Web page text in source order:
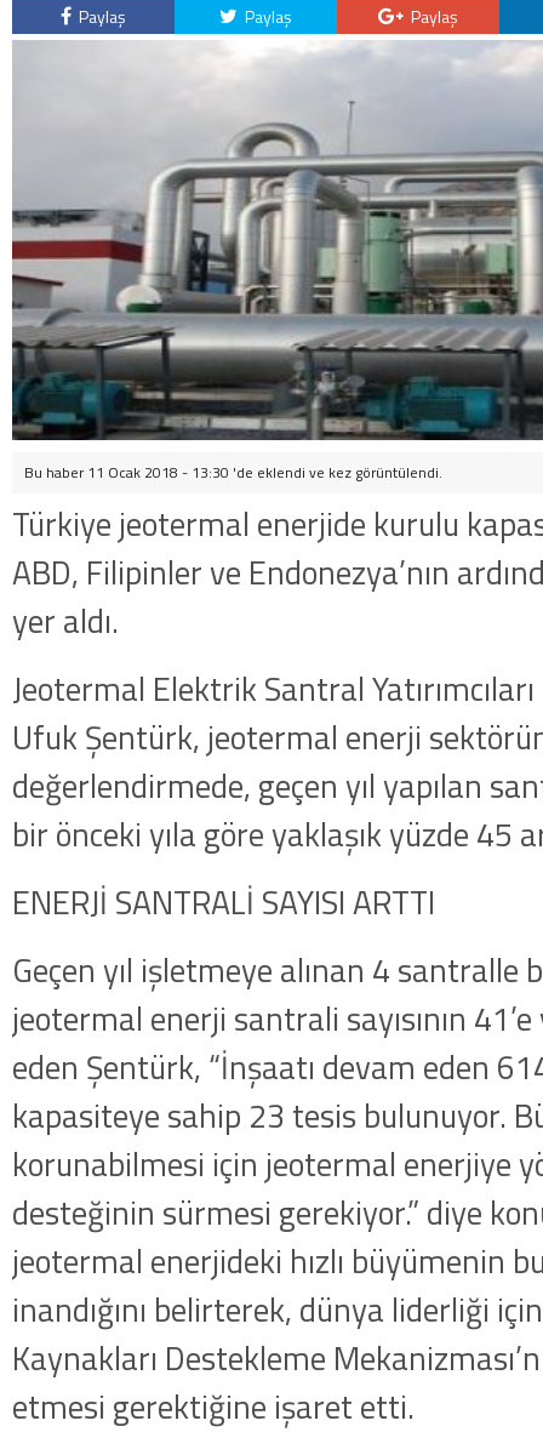
Paylaş Paylaş Paylaş
Bu haber 11 Ocak 2018 - 13:30 'de eklendi ve kez görüntülendi.
Türkiye jeotermal enerjide kurulu
ABD, Filipinler ve Endonezya’nın
yer aldı.
Jeotermal Elektrik Santral
Ufuk Şentürk, jeotermal enerji
değerlendirmede, geçen yıl yapılan
bir önceki yıla göre yaklaşık yüzde 45
ENERJİ SANTRALİ SAYISI ARTTI
Geçen yıl işletmeye alınan 4 santralle
jeotermal enerji santrali sayısının
eden Şentürk, “İnşaatı devam eden
kapasiteye sahip 23 tesis bulunuyor.
korunabilmesi için jeotermal enerjiye
desteğinin sürmesi gerekiyor.” diye
jeotermal enerjideki hızlı büyümenin
inandığını belirterek, dünya liderliği
Kaynakları Destekleme
etmesi gerektiğine işaret etti.